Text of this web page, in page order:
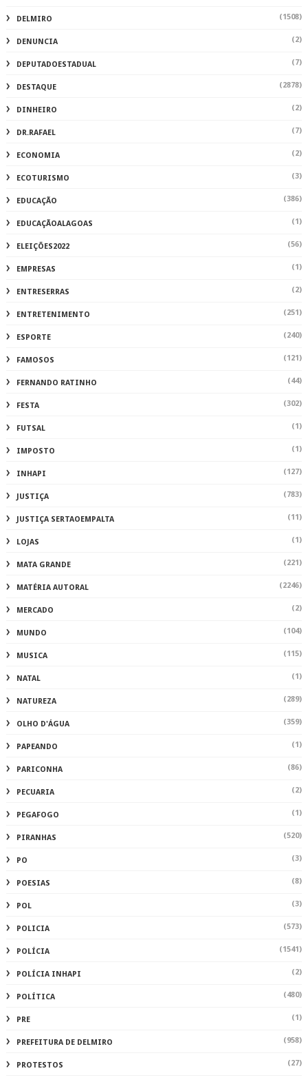
DELMIRO (1508)
DENUNCIA (2)
DEPUTADOESTADUAL (7)
DESTAQUE (2878)
DINHEIRO (2)
DR.RAFAEL (7)
ECONOMIA (2)
ECOTURISMO (3)
EDUCAÇÃO (386)
EDUCAÇÃOALAGOAS (1)
ELEIÇÕES2022 (56)
EMPRESAS (1)
ENTRESERRAS (2)
ENTRETENIMENTO (251)
ESPORTE (240)
FAMOSOS (121)
FERNANDO RATINHO (44)
FESTA (302)
FUTSAL (1)
IMPOSTO (1)
INHAPI (127)
JUSTIÇA (783)
JUSTIÇA SERTAOEMPALTA (11)
LOJAS (1)
MATA GRANDE (221)
MATÉRIA AUTORAL (2246)
MERCADO (2)
MUNDO (104)
MUSICA (115)
NATAL (1)
NATUREZA (289)
OLHO D'ÁGUA (359)
PAPEANDO (1)
PARICONHA (86)
PECUARIA (2)
PEGAFOGO (1)
PIRANHAS (520)
PO (3)
POESIAS (8)
POL (3)
POLICIA (573)
POLÍCIA (1541)
POLÍCIA INHAPI (2)
POLÍTICA (480)
PRE (1)
PREFEITURA DE DELMIRO (958)
PROTESTOS (27)